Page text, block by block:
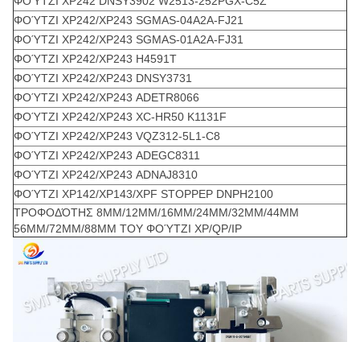
ΦΟΎΤΖΙ XP242/XP243 SGMAS-04A2A-FJ21
ΦΟΎΤΖΙ XP242/XP243 SGMAS-01A2A-FJ31
ΦΟΎΤΖΙ XP242/XP243 H4591T
ΦΟΎΤΖΙ XP242/XP243 DNSY3731
ΦΟΎΤΖΙ XP242/XP243 ADETR8066
ΦΟΎΤΖΙ XP242/XP243 XC-HR50 K1131F
ΦΟΎΤΖΙ XP242/XP243 VQZ312-5L1-C8
ΦΟΎΤΖΙ XP242/XP243 ADEGC8311
ΦΟΎΤΖΙ XP242/XP243 ADNAJ8310
ΦΟΎΤΖΙ XP142/XP143/XPF STOPPEP DNPH2100
ΤΡΟΦΟΔΌΤΗΣ 8MM/12MM/16MM/24MM/32MM/44MM
56MM/72MM/88MM ΤΟΥ ΦΟΎΤΖΙ XP/QP/IP